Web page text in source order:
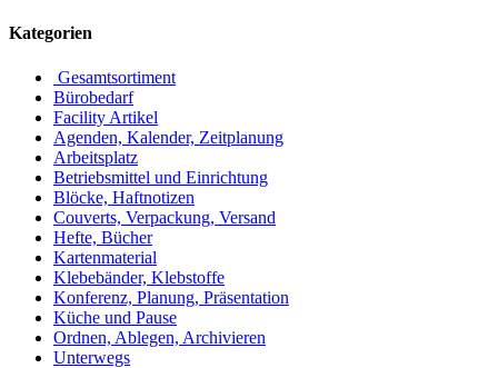
Kategorien
Gesamtsortiment
Bürobedarf
Facility Artikel
Agenden, Kalender, Zeitplanung
Arbeitsplatz
Betriebsmittel und Einrichtung
Blöcke, Haftnotizen
Couverts, Verpackung, Versand
Hefte, Bücher
Kartenmaterial
Klebebänder, Klebstoffe
Konferenz, Planung, Präsentation
Küche und Pause
Ordnen, Ablegen, Archivieren
Unterwegs